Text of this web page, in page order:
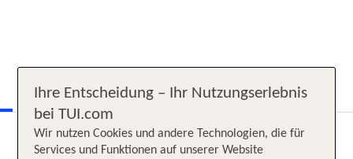
Ihre Entscheidung – Ihr Nutzungserlebnis
bei TUI.com
Wir nutzen Cookies und andere Technologien, die für
Services und Funktionen auf unserer Website